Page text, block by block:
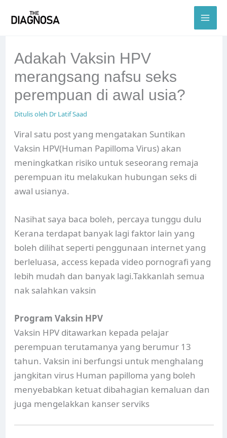
Adakah Vaksin HPV
merangsang nafsu seks
perempuan di awal usia?
Ditulis oleh Dr Latif Saad
Viral satu post yang mengatakan Suntikan
Vaksin HPV(Human Papilloma Virus) akan
meningkatkan risiko untuk seseorang remaja
perempuan itu melakukan hubungan seks di
awal usianya.
Nasihat saya baca boleh, percaya tunggu dulu
Kerana terdapat banyak lagi faktor lain yang
boleh dilihat seperti penggunaan internet yang
berleluasa, access kepada video pornografi yang
lebih mudah dan banyak lagi.Takkanlah semua
nak salahkan vaksin
Program Vaksin HPV
Vaksin HPV ditawarkan kepada pelajar
perempuan terutamanya yang berumur 13
tahun. Vaksin ini berfungsi untuk menghalang
jangkitan virus Human papilloma yang boleh
menyebabkan ketuat dibahagian kemaluan dan
juga mengelakkan kanser serviks